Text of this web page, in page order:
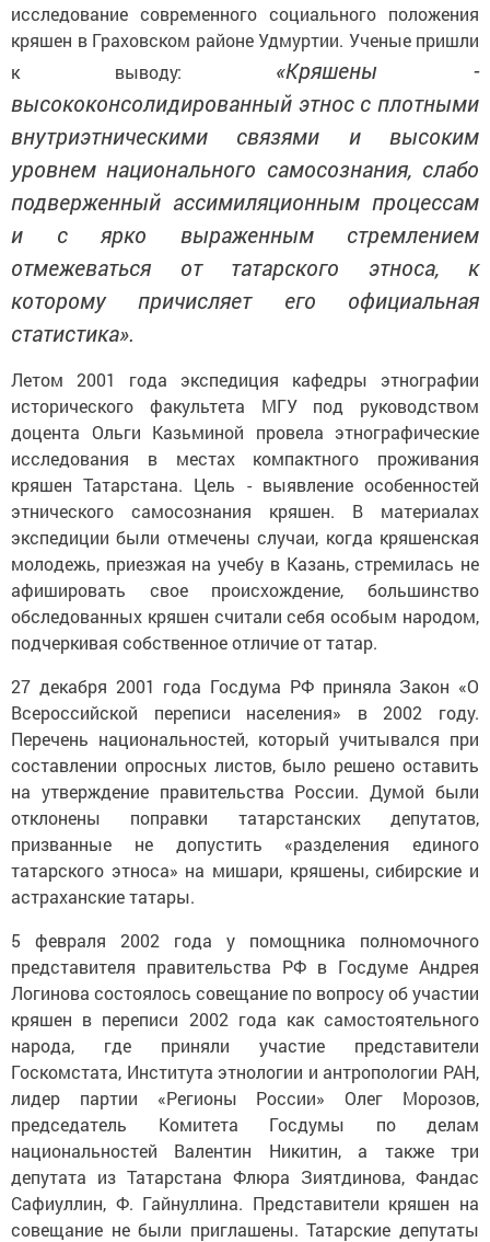
исследование современного социального положения
кряшен в Граховском районе Удмуртии. Ученые пришли
к выводу: «Кряшены -
высококонсолидированный этнос с плотными
внутриэтническими связями и высоким
уровнем национального самосознания, слабо
подверженный ассимиляционным процессам
и с ярко выраженным стремлением
отмежеваться от татарского этноса, к
которому причисляет его официальная
статистика».
Летом 2001 года экспедиция кафедры этнографии
исторического факультета МГУ под руководством
доцента Ольги Казьминой провела этнографические
исследования в местах компактного проживания
кряшен Татарстана. Цель - выявление особенностей
этнического самосознания кряшен. В материалах
экспедиции были отмечены случаи, когда кряшенская
молодежь, приезжая на учебу в Казань, стремилась не
афишировать свое происхождение, большинство
обследованных кряшен считали себя особым народом,
подчеркивая собственное отличие от татар.
27 декабря 2001 года Госдума РФ приняла Закон «О
Всероссийской переписи населения» в 2002 году.
Перечень национальностей, который учитывался при
составлении опросных листов, было решено оставить
на утверждение правительства России. Думой были
отклонены поправки татарстанских депутатов,
призванные не допустить «разделения единого
татарского этноса» на мишари, кряшены, сибирские и
астраханские татары.
5 февраля 2002 года у помощника полномочного
представителя правительства РФ в Госдуме Андрея
Логинова состоялось совещание по вопросу об участии
кряшен в переписи 2002 года как самостоятельного
народа, где приняли участие представители
Госкомстата, Института этнологии и антропологии РАН,
лидер партии «Регионы России» Олег Морозов,
председатель Комитета Госдумы по делам
национальностей Валентин Никитин, а также три
депутата из Татарстана Флюра Зиятдинова, Фандас
Сафиуллин, Ф. Гайнуллина. Представители кряшен на
совещание не были приглашены. Татарские депутаты